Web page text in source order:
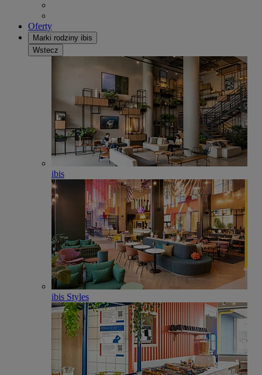
Oferty
Marki rodziny ibis
Wstecz
ibis
ibis Styles